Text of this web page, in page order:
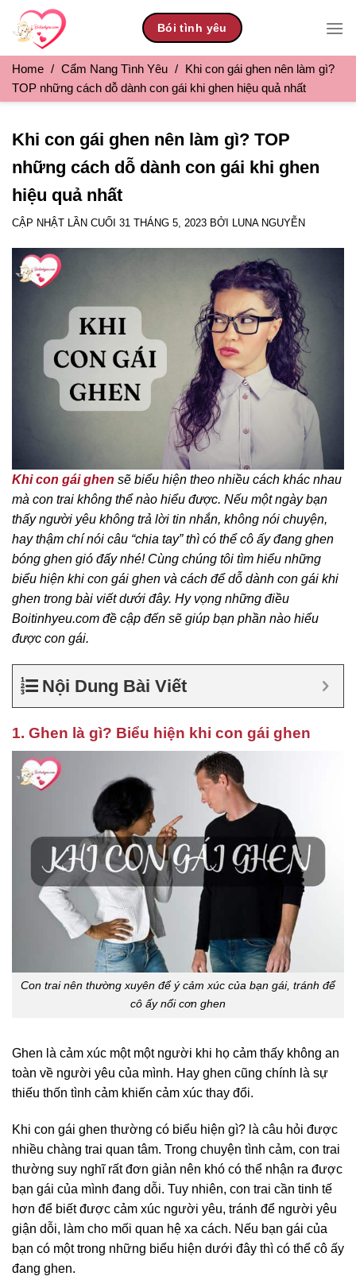
content
Bói tình yêu
Home / Cẩm Nang Tình Yêu / Khi con gái ghen nên làm gì?
TOP những cách dỗ dành con gái khi ghen hiệu quả nhất
Khi con gái ghen nên làm gì? TOP
những cách dỗ dành con gái khi ghen
hiệu quả nhất
CẬP NHẬT LẦN CUỐI 31 THÁNG 5, 2023 BỞI LUNA NGUYỄN
Khi con gái ghen sẽ biểu hiện theo nhiều cách khác nhau
mà con trai không thể nào hiểu được. Nếu một ngày bạn
thấy người yêu không trả lời tin nhắn, không nói chuyện,
hay thậm chí nói câu “chia tay” thì có thể cô ấy đang ghen
bóng ghen gió đấy nhé! Cùng chúng tôi tìm hiểu những
biểu hiện khi con gái ghen và cách để dỗ dành con gái khi
ghen trong bài viết dưới đây. Hy vọng những điều
Boitinhyeu.com đề cập đến sẽ giúp bạn phần nào hiểu
được con gái.
Nội Dung Bài Viết
1. Ghen là gì? Biểu hiện khi con gái ghen
Con trai nên thường xuyên để ý cảm xúc của bạn gái, tránh để
cô ấy nổi cơn ghen
Ghen là cảm xúc một một người khi họ cảm thấy không an
toàn về người yêu của mình. Hay ghen cũng chính là sự
thiếu thốn tình cảm khiến cảm xúc thay đổi.
Khi con gái ghen thường có biểu hiện gì? là câu hỏi được
nhiều chàng trai quan tâm. Trong chuyện tình cảm, con trai
thường suy nghĩ rất đơn giản nên khó có thể nhận ra được
bạn gái của mình đang dỗi. Tuy nhiên, con trai cần tinh tế
hơn để biết được cảm xúc người yêu, tránh để người yêu
giận dỗi, làm cho mối quan hệ xa cách. Nếu bạn gái của
bạn có một trong những biểu hiện dưới đây thì có thể cô ấy
đang ghen.